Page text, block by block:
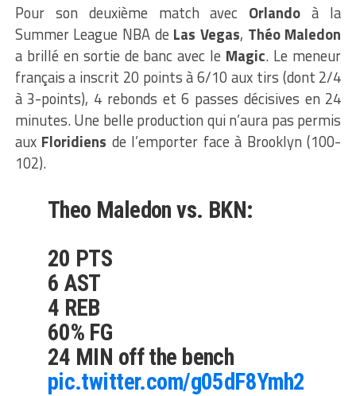
Pour son deuxième match avec Orlando à la
Summer League NBA de Las Vegas, Théo Maledon
a brillé en sortie de banc avec le Magic. Le meneur
français a inscrit 20 points à 6/10 aux tirs (dont 2/4
à 3-points), 4 rebonds et 6 passes décisives en 24
minutes. Une belle production qui n’aura pas permis
aux Floridiens de l’emporter face à Brooklyn (100-
102).
Theo Maledon vs. BKN:
20 PTS
6 AST
4 REB
60% FG
24 MIN off the bench
pic.twitter.com/g05dF8Ymh2